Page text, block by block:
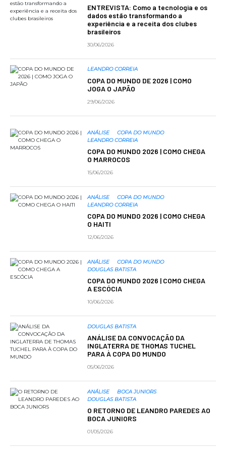
ENTREVISTA: Como a tecnologia e os
dados estão transformando a
experiência e a receita dos clubes
brasileiros
30/06/2026
LEANDRO CORREIA
COPA DO MUNDO DE 2026 | COMO
JOGA O JAPÃO
29/06/2026
ANÁLISE
COPA DO MUNDO
LEANDRO CORREIA
COPA DO MUNDO 2026 | COMO CHEGA
O MARROCOS
15/06/2026
ANÁLISE
COPA DO MUNDO
LEANDRO CORREIA
COPA DO MUNDO 2026 | COMO CHEGA
O HAITI
12/06/2026
ANÁLISE
COPA DO MUNDO
DOUGLAS BATISTA
COPA DO MUNDO 2026 | COMO CHEGA
A ESCÓCIA
10/06/2026
DOUGLAS BATISTA
ANÁLISE DA CONVOCAÇÃO DA
INGLATERRA DE THOMAS TUCHEL
PARA À COPA DO MUNDO
05/06/2026
ANÁLISE
BOCA JUNIORS
DOUGLAS BATISTA
O RETORNO DE LEANDRO PAREDES AO
BOCA JUNIORS
01/05/2026